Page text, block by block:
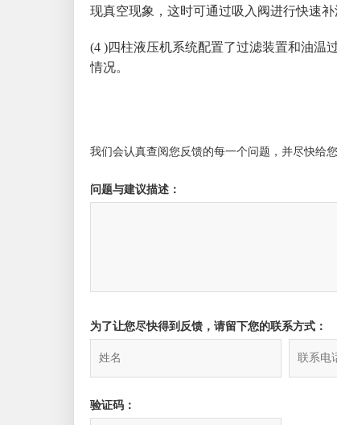
现真空现象，这时可通过吸入阀进行快速补
(4 )四柱液压机系统配置了过滤装置和油温
情况。
我们会认真查阅您反馈的每一个问题，并尽快给
问题与建议描述：
为了让您尽快得到反馈，请留下您的联系方式：
验证码：